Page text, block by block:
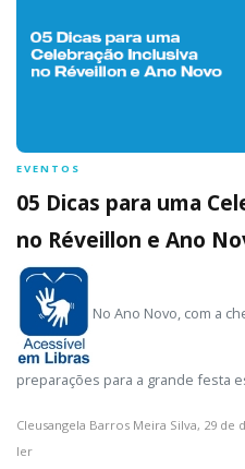
EVENTOS
05 Dicas para uma
no Réveillon e Ano
No Ano Novo, com a
preparações para a grande festa
Cleusangela Barros Meira Silva, 29 de
ler